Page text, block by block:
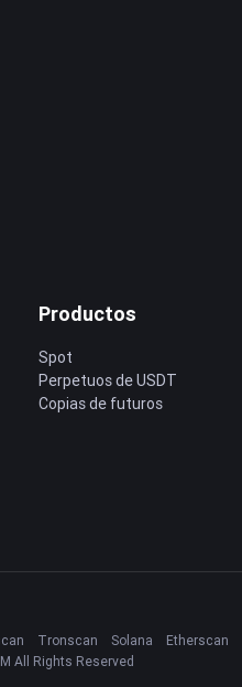
Productos
Spot
Perpetuos de USDT
Copias de futuros
Tronscan Solana Etherscan
All Rights Reserved